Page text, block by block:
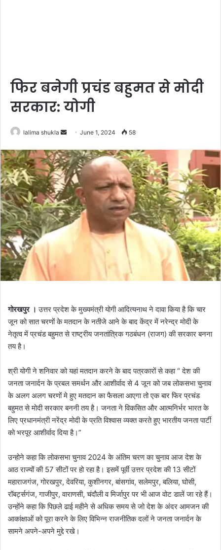
फिर बनेगी प्रचंड बहुमत से मोदी
सरकार: योगी
lalima shukla
Send
email
June 1, 2024 58
गोरखपुर । उत्तर प्रदेश के मुख्यमंत्री योगी आदित्यनाथ ने दावा किया है कि चार
जून को सात चरणों के मतदान के नतीजे आने के बाद केंद्र में नरेन्द्र मोदी के
नेतृत्व में प्रचंड बहुमत से राष्ट्रीय जनतांत्रिक गठबंधन (राजग) की सरकार बनना
तय है।
श्री योगी ने शनिवार को यहां मतदान करने के बाद पत्रकारों से कहा “ देश की
जनता जनार्दन के प्रबल समर्थन और आशीर्वाद से 4 जून को जब लोकसभा चुनाव
के अलग अलग चरणों मे हुए मतदान का फैसला आएगा तो एक बार फिर प्रचंड
बहुमत से मोदी सरकार बननी तय है। जनता ने विकसित और आत्मनिर्भर भारत के
लिए प्रधानमंत्री नरेंद्र मोदी के प्रति विश्वास व्यक्त करते हुए भारतीय जनता पार्टी
को भरपूर आशीर्वाद दिया है।”
उन्होने कहा कि लोकसभा चुनाव 2024 के अंतिम चरण का चुनाव आज देश के
आठ राज्यों की 57 सीटों पर हो रहा है। इसमें पूर्वी उत्तर प्रदेश की 13 सीटों
महाराजगंज, गोरखपुर, देवरिया, कुशीनगर, बांसगांव, सलेमपुर, बलिया, घोसी,
रॉबर्ट्सगंज, गाजीपुर, वाराणसी, चंदौली व मिर्जापुर पर भी आज वोट डालें जा रहे हैं।
उन्होंने कहा कि पिछले ढाई महीने से अधिक समय से जो देश के अंदर आमजन की
आकांक्षाओं को पूरा करने के लिए विभिन्न राजनीतिक दलों ने जनता जनार्दन के
सामने अपने-अपने मुद्दे रखे।